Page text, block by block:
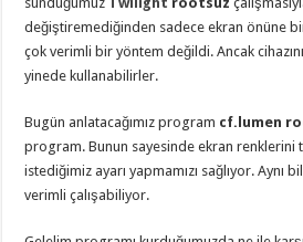
değiştiremediğinden sadece ekran önüne
çok verimli bir yöntem değildi. Ancak
yinede kullanabilirler.
Bugün anlatacağımız program cf.lumen
program. Bunun sayesinde ekran renklerini
istediğimiz ayarı yapmamızı sağlıyor. Aynı
verimli çalışabiliyor.